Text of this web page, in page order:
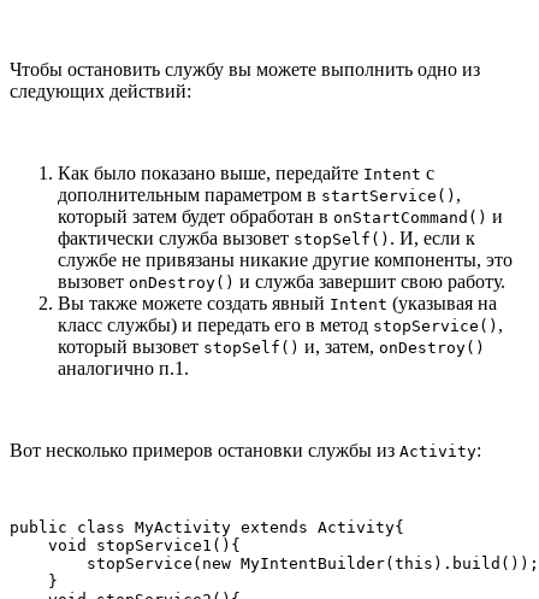
Чтобы остановить службу вы можете выполнить одно из
следующих действий:
Как было показано выше, передайте Intent с
дополнительным параметром в startService() ,
который затем будет обработан в onStartCommand() и
фактически служба вызовет stopSelf() . И, если к
службе не привязаны никакие другие компоненты, это
вызовет onDestroy() и служба завершит свою работу.
Вы также можете создать явный Intent (указывая на
класс службы) и передать его в метод stopService() ,
который вызовет stopSelf() и, затем, onDestroy()
аналогично п.1.
Вот несколько примеров остановки службы из Activity:
public class MyActivity extends Activity{
    void stopService1(){
        stopService(new MyIntentBuilder(this).build());
    }